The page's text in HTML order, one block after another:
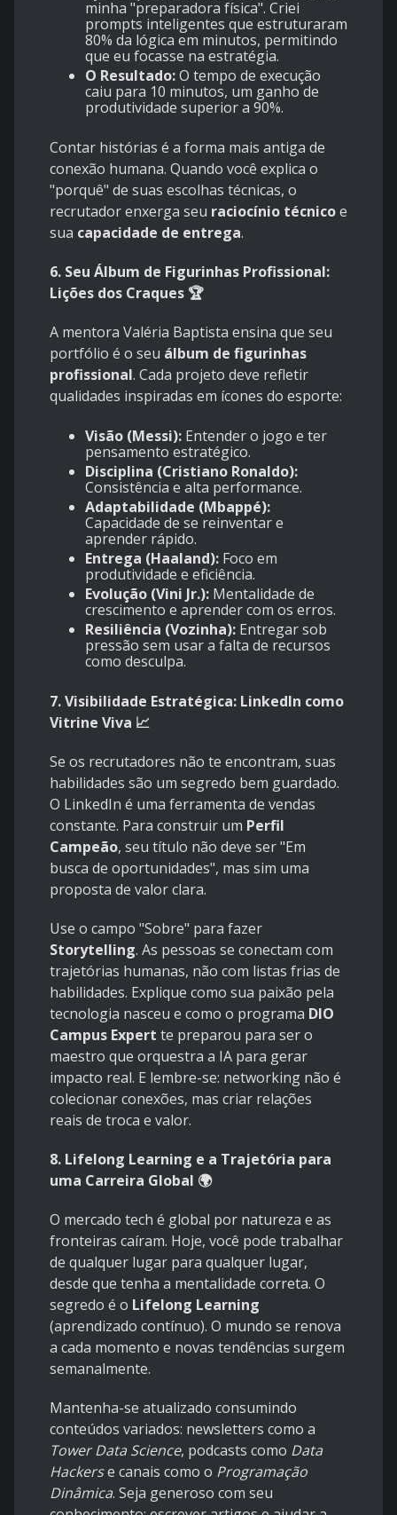
minha "preparadora física". Criei
prompts inteligentes que estruturaram
80% da lógica em minutos, permitindo
que eu focasse na estratégia.
O Resultado:O tempo de execução
caiu para 10 minutos, um ganho de
produtividade superior a 90%.
Contar histórias é a forma mais antiga de
conexão humana. Quando você explica o
"porquê" de suas escolhas técnicas, o
recrutador enxerga seu raciocínio técnicoe
sua capacidade de entrega.
6. Seu Álbum de Figurinhas Profissional:
Lições dos Craques 🏆
A mentora Valéria Baptista ensina que seu
portfólio é o seu álbum de figurinhas
profissional. Cada projeto deve refletir
qualidades inspiradas em ícones do esporte:
Visão (Messi): Entender o jogo e ter
pensamento estratégico.
Disciplina (Cristiano Ronaldo):
Consistência e alta performance.
Adaptabilidade (Mbappé):
Capacidade de se reinventar e
aprender rápido.
Entrega (Haaland): Foco em
produtividade e eficiência.
Evolução (Vini Jr.): Mentalidade de
crescimento e aprender com os erros.
Resiliência (Vozinha): Entregar sob
pressão sem usar a falta de recursos
como desculpa.
7. Visibilidade Estratégica: LinkedIn como
Vitrine Viva 📈
Se os recrutadores não te encontram, suas
habilidades são um segredo bem guardado.
O LinkedIn é uma ferramenta de vendas
constante. Para construir um Perfil
Campeão, seu título não deve ser "Em
busca de oportunidades", mas sim uma
proposta de valor clara.
Use o campo "Sobre" para fazer
Storytelling. As pessoas se conectam com
trajetórias humanas, não com listas frias de
habilidades. Explique como sua paixão pela
tecnologia nasceu e como o programa DIO
Campus Expert te preparou para ser o
maestro que orquestra a IA para gerar
impacto real. E lembre-se: networking não é
colecionar conexões, mas criar relações
reais de troca e valor.
8. Lifelong Learning e a Trajetória para
uma Carreira Global 🌍
O mercado tech é global por natureza e as
fronteiras caíram. Hoje, você pode trabalhar
de qualquer lugar para qualquer lugar,
desde que tenha a mentalidade correta. O
segredo é o Lifelong Learning
(aprendizado contínuo). O mundo se renova
a cada momento e novas tendências surgem
semanalmente.
Mantenha-se atualizado consumindo
conteúdos variados: newsletters como a
Tower Data Science, podcasts como Data
Hackerse canais como o Programação
Dinâmica. Seja generoso com seu